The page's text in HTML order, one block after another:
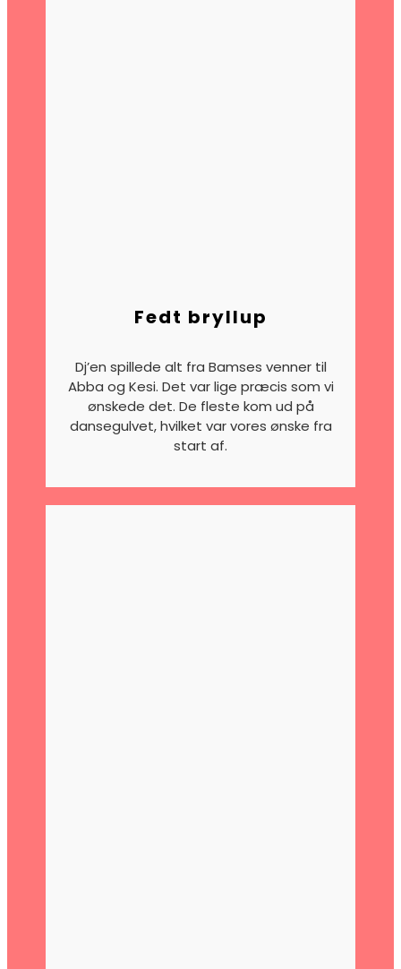
Fedt bryllup
Dj’en spillede alt fra Bamses venner til
Abba og Kesi. Det var lige præcis som vi
ønskede det. De fleste kom ud på
dansegulvet, hvilket var vores ønske fra
start af.